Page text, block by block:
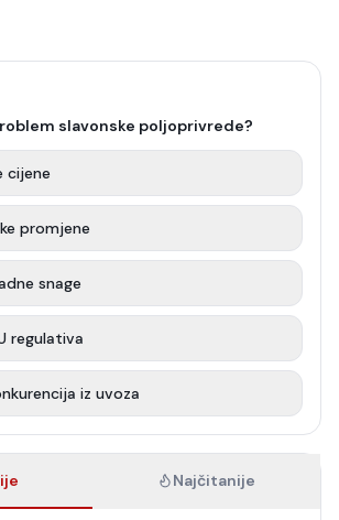
slavonske poljoprivrede?
cijene
promjene
snage
regulativa
iz uvoza
Najčitanije